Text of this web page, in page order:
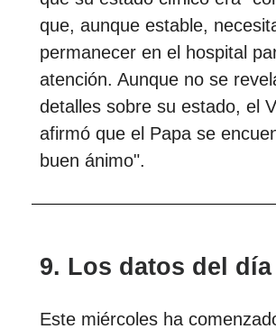
que, aunque estable,
permanecer en el hospital
atención. Aunque no se
detalles sobre su estado, el
afirmó que el Papa se
buen ánimo".
9. Los datos del día
Este miércoles ha